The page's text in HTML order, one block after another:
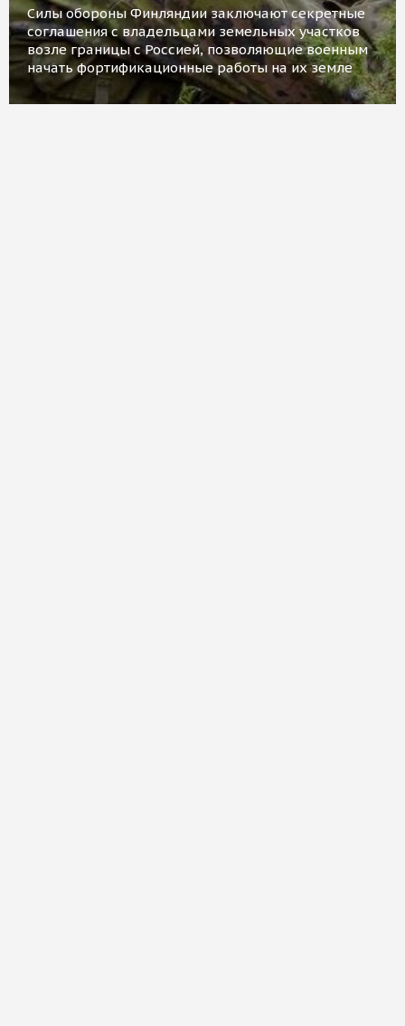
Силы обороны Финляндии заключают секретные
соглашения с владельцами земельных участков
возле границы с Россией, позволяющие военным
начать фортификационные работы на их земле